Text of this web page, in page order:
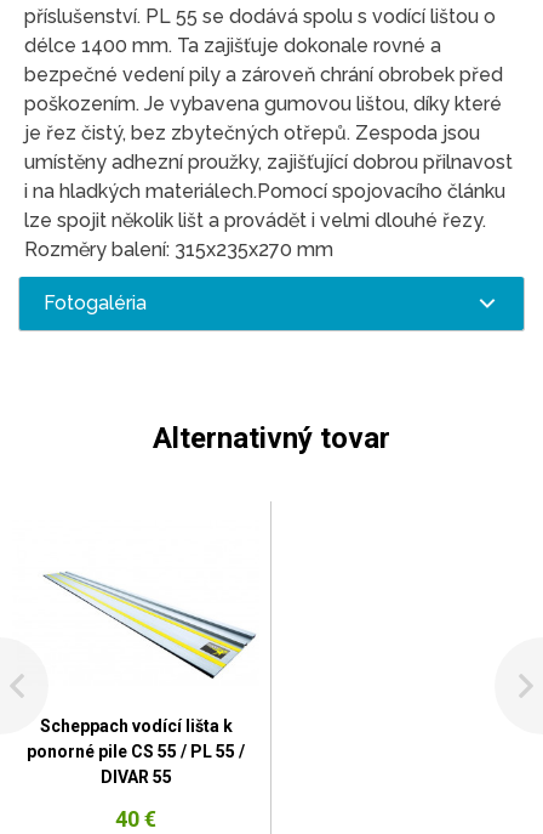
příslušenství. PL 55 se dodává spolu s vodící lištou o
délce 1400 mm. Ta zajišťuje dokonale rovné a
bezpečné vedení pily a zároveň chrání obrobek před
poškozením. Je vybavena gumovou lištou, díky které
je řez čistý, bez zbytečných otřepů. Zespoda jsou
umístěny adhezní proužky, zajišťující dobrou přilnavost
i na hladkých materiálech.Pomocí spojovacího článku
lze spojit několik lišt a provádět i velmi dlouhé řezy.
Rozměry balení: 315x235x270 mm
Fotogaléria
Alternativný tovar
Scheppach vodící lišta k
ponorné pile CS 55 / PL 55 /
DIVAR 55
40 €